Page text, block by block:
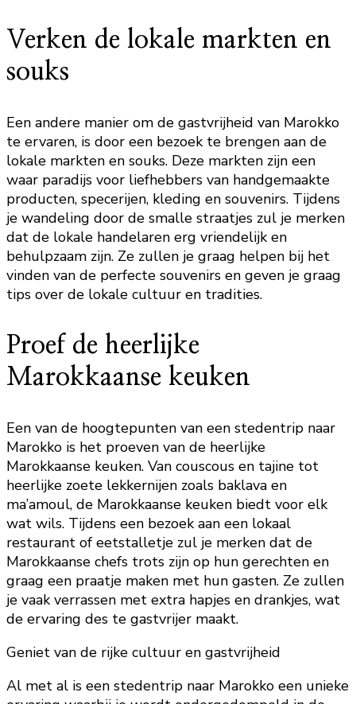
Verken de lokale markten en
souks
Een andere manier om de gastvrijheid van Marokko
te ervaren, is door een bezoek te brengen aan de
lokale markten en souks. Deze markten zijn een
waar paradijs voor liefhebbers van handgemaakte
producten, specerijen, kleding en souvenirs. Tijdens
je wandeling door de smalle straatjes zul je merken
dat de lokale handelaren erg vriendelijk en
behulpzaam zijn. Ze zullen je graag helpen bij het
vinden van de perfecte souvenirs en geven je graag
tips over de lokale cultuur en tradities.
Proef de heerlijke
Marokkaanse keuken
Een van de hoogtepunten van een stedentrip naar
Marokko is het proeven van de heerlijke
Marokkaanse keuken. Van couscous en tajine tot
heerlijke zoete lekkernijen zoals baklava en
ma’amoul, de Marokkaanse keuken biedt voor elk
wat wils. Tijdens een bezoek aan een lokaal
restaurant of eetstalletje zul je merken dat de
Marokkaanse chefs trots zijn op hun gerechten en
graag een praatje maken met hun gasten. Ze zullen
je vaak verrassen met extra hapjes en drankjes, wat
de ervaring des te gastvrijer maakt.
Geniet van de rijke cultuur en gastvrijheid
Al met al is een stedentrip naar Marokko een unieke